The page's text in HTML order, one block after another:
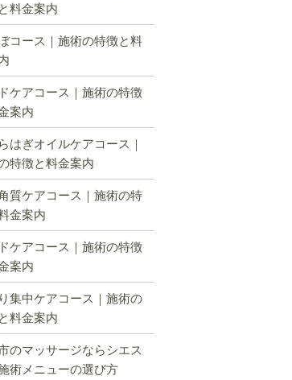
料金案内
コース｜施術の特徴と料
ケアコース｜施術の特徴
案内
はぎオイルケアコース｜
特徴と料金案内
質ケアコース｜施術の特
金案内
ケアコース｜施術の特徴
案内
集中ケアコース｜施術の
料金案内
のマッサージならシエス
術メニューの選び方